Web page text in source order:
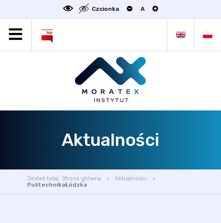
Czcionka A
OGŁOSZENIA
DEKLARACJA DOSTĘPNOŚCI
Aktualności
Jesteś tutaj: Strona główna
Aktualności
PolitechnikaŁódzka